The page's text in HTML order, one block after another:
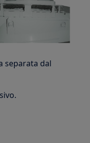
separata dal